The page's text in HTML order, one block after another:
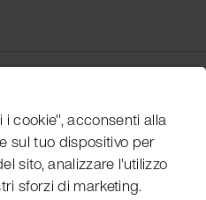
updated on news, event
cookie", acconsenti alla
sul tuo dispositivo per
sito, analizzare l'utilizzo
sforzi di marketing.